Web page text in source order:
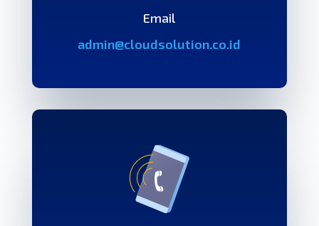
Email
admin@cloudsolution.co.id